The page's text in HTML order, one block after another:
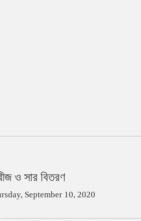
ও সার বিতরণ
September 10, 2020